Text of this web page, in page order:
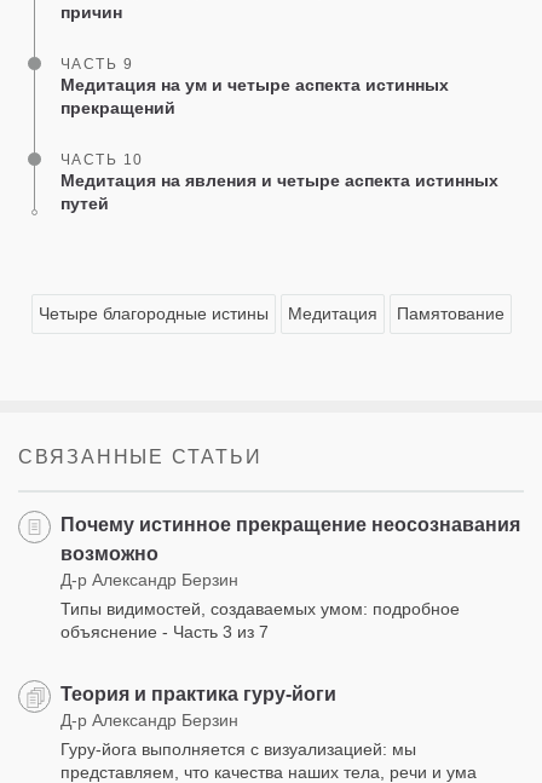
причин
ЧАСТЬ 9
Медитация на ум и четыре аспекта истинных
прекращений
ЧАСТЬ 10
Медитация на явления и четыре аспекта истинных
путей
Четыре благородные истины Медитация Памятование
СВЯЗАННЫЕ СТАТЬИ
Почему истинное прекращение неосознавания
возможно
Д-р Александр Берзин
Типы видимостей, создаваемых умом: подробное
объяснение - Часть 3 из 7
Теория и практика гуру-йоги
Д-р Александр Берзин
Гуру-йога выполняется с визуализацией: мы
представляем, что качества наших тела, речи и ума